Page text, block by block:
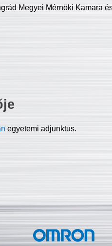
Megyei Mérnöki Kamara
egyetemi adjunktus.